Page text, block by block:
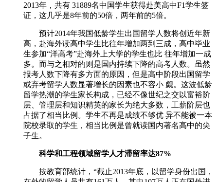
2013年，共有 31889名中国学生获得赴美高中F1学生签
证，这几乎是8年前的50倍，两年前的5倍。
预计2014年我国低龄学生出国留学人数将创近年新
高，赴海外读高中学生比往年增加两到三成，高中毕业
生参加“洋高考”赴海外上大学的学生也比 往年增加一成
多。而与之相对的则是国内持续下降的高考人数。虽然
报考人数下降有多方面的原因，但是高中阶段出国留学
或弃考留学人数显著增长的因素也不容小 觑。这波低龄
留学热潮的学生家长构成，已经不像世纪之交以富裕阶
层、管理层和知识精英的家长为绝大多数，工薪阶层也
占据了相当比例。学生不再是成绩不够优 异不能被一本
院校录取的学生，相当比例是曾就读国内著名高中的尖
子生。
科学和工程领域留学人才滞留率达87%
按教育部统计，“截止2013年底，以留学身份出国，